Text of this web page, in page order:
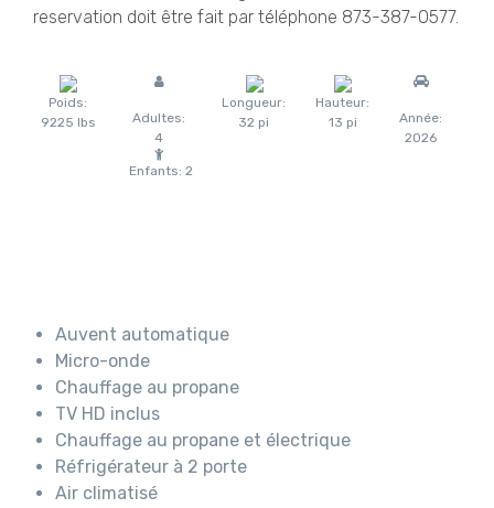
reservation doit être fait par téléphone 873-387-0577.
Poids:
9225 lbs
Adultes:
4
Enfants: 2
Longueur:
32 pi
Hauteur:
13 pi
Année:
2026
Auvent automatique
Micro-onde
Chauffage au propane
TV HD inclus
Chauffage au propane et électrique
Réfrigérateur à 2 porte
Air climatisé